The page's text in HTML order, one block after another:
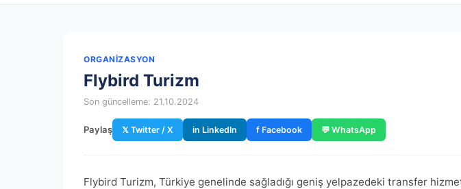
ORGANIZASYON
Flybird Turizm
Son güncelleme: 21.10.2024
Paylaş 𝕏 Twitter / X in LinkedIn f Facebook 💬 WhatsApp
Flybird Turizm, Türkiye genelinde sağladığı geniş yelpazedeki transfer